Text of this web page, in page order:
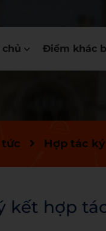
chủ Điểm khác
tức Hợp tác
kết hợp